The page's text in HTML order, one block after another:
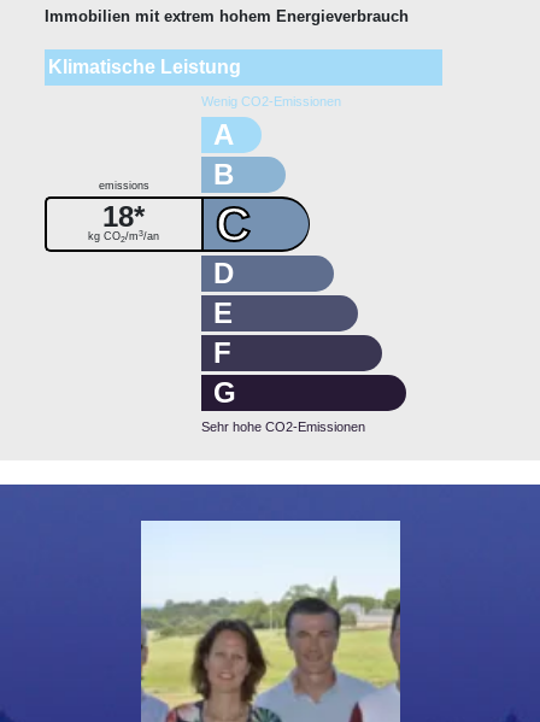
Immobilien mit extrem hohem Energieverbrauch
Klimatische Leistung
Wenig CO2-Emissionen
A
B
C
emissions
18*
kg CO2/m3/an
D
E
F
G
Sehr hohe CO2-Emissionen